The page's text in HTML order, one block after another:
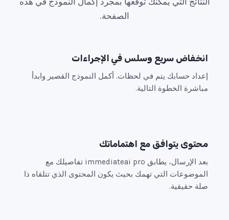
الصفحة.
انخفاض سريع وسلس في الإجراءات
إعداد حسابك يتم في لحظات. أكمل النموذج القصير وابدأ
مباشرة الخطوة التالية.
محتوى يتوافق مع اهتماماتك
بعد الإرسال، يطابق immediateai pro تفاصيلك مع
الموضوعات التي تهمك بحيث يكون المحتوى الذي تتلقاه ذا
صلة حقيقية.